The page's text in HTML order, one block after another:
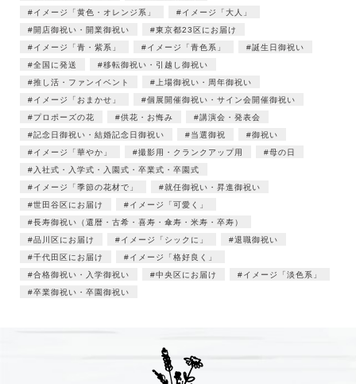
イメージ「黄色・オレンジ系」
イメージ「大人」
開店御祝い・開業御祝い
東京都23区にお届け
イメージ「青・紫系」
イメージ「青色系」
誕生日御祝い
全国に発送
移転御祝い・引越し御祝い
推し活・ファンイベント
上場御祝い・周年御祝い
イメージ「おまかせ」
個展開催御祝い・サイン会開催御祝い
プロポーズの花
供花・お悔み
講演会・発表会
記念日御祝い・結婚記念日御祝い
当選御祝
御祝い
イメージ「華やか」
撮影用・クランクアップ用
母の日
入社式・入学式・入園式・卒業式・卒園式
イメージ「季節の花材で」
就任御祝い・昇進御祝い
世田谷区にお届け
イメージ「可愛く」
長寿御祝い（還暦・古希・喜寿・傘寿・米寿・卒寿）
品川区にお届け
イメージ「シックに」
退職御祝い
千代田区にお届け
イメージ「格好良く」
合格御祝い・入学御祝い
中央区にお届け
イメージ「淡色系」
卒業御祝い・卒園御祝い